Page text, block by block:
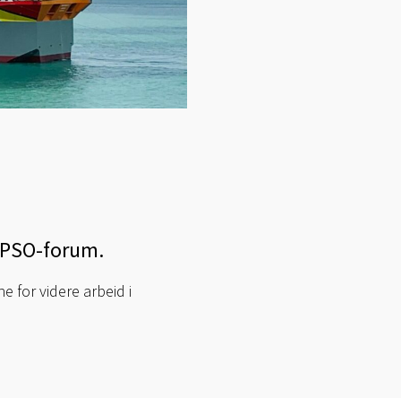
forum.
for videre arbeid i